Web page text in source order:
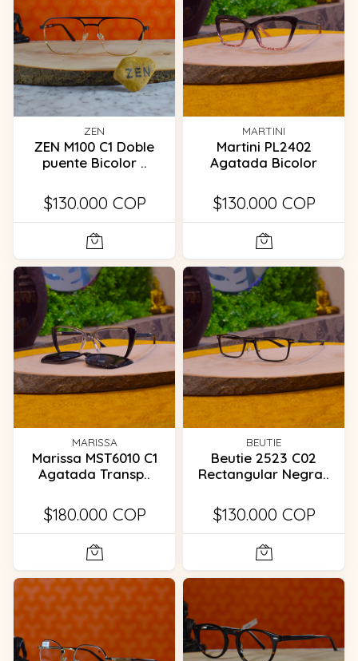
ZEN
ZEN M100 C1 Doble
puente Bicolor ..
$130.000 COP
MARTINI
Martini PL2402
Agatada Bicolor
$130.000 COP
MARISSA
Marissa MST6010 C1
Agatada Transp..
$180.000 COP
BEUTIE
Beutie 2523 C02
Rectangular Negra..
$130.000 COP